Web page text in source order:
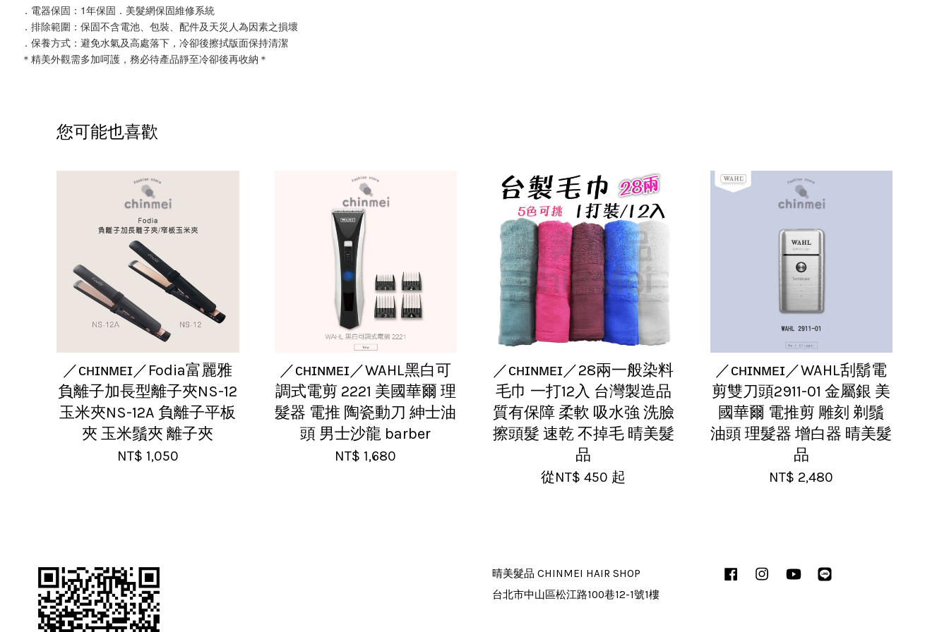
．電器保固：1年保固．美髮網保固維修系統
．排除範圍：保固不含電池、包裝、配件及天災人為因素之損壞
．保養方式：避免水氣及高處落下，冷卻後擦拭版面保持清潔
＊精美外觀需多加呵護，務必待產品靜至冷卻後再收納＊
您可能也喜歡
／ᴄʜɪɴᴍᴇɪ／Fodia富麗雅
負離子加長型離子夾NS-12
玉米夾NS-12A 負離子平板
夾 玉米鬚夾 離子夾
NT$ 1,050
／ᴄʜɪɴᴍᴇɪ／WAHL黑白可
調式電剪 2221 美國華爾 理
髮器 電推 陶瓷動刀 紳士油
頭 男士沙龍 barber
NT$ 1,680
／ᴄʜɪɴᴍᴇɪ／28兩一般染料
毛巾 一打12入 台灣製造品
質有保障 柔軟 吸水強 洗臉
擦頭髮 速乾 不掉毛 晴美髮
品
從NT$ 450 起
／ᴄʜɪɴᴍᴇɪ／WAHL刮鬍電
剪雙刀頭2911-01 金屬銀 美
國華爾 電推剪 雕刻 剃鬚
油頭 理髮器 增白器 晴美髮
品
NT$ 2,480
晴美髮品 CHINMEI HAIR SHOP
台北市中山區松江路100巷12-1號1樓
FacebookInstagramYouTube